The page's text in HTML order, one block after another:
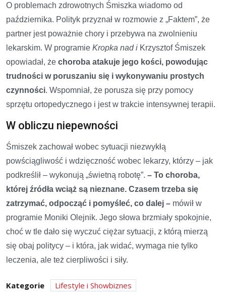
O problemach zdrowotnych Śmiszka wiadomo od
października. Polityk przyznał w rozmowie z „Faktem”, że
partner jest poważnie chory i przebywa na zwolnieniu
lekarskim. W programie Kropka nad i Krzysztof Śmiszek
opowiadał, że choroba atakuje jego kości, powodując
trudności w poruszaniu się i wykonywaniu prostych
czynności. Wspomniał, że porusza się przy pomocy
sprzętu ortopedycznego i jest w trakcie intensywnej terapii.
W obliczu niepewności
Śmiszek zachował wobec sytuacji niezwykłą
powściągliwość i wdzięczność wobec lekarzy, którzy – jak
podkreślił – wykonują „świetną robotę”. – To choroba,
której źródła wciąż są nieznane. Czasem trzeba się
zatrzymać, odpocząć i pomyśleć, co dalej – mówił w
programie Moniki Olejnik. Jego słowa brzmiały spokojnie,
choć w tle dało się wyczuć ciężar sytuacji, z którą mierzą
się obaj politycy – i która, jak widać, wymaga nie tylko
leczenia, ale też cierpliwości i siły.
Kategorie Lifestyle i Showbiznes